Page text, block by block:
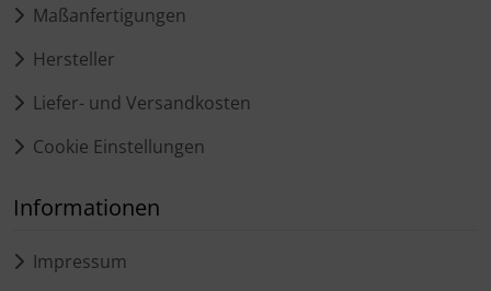
Maßanfertigungen
Hersteller
Liefer- und Versandkosten
Cookie Einstellungen
Informationen
Impressum